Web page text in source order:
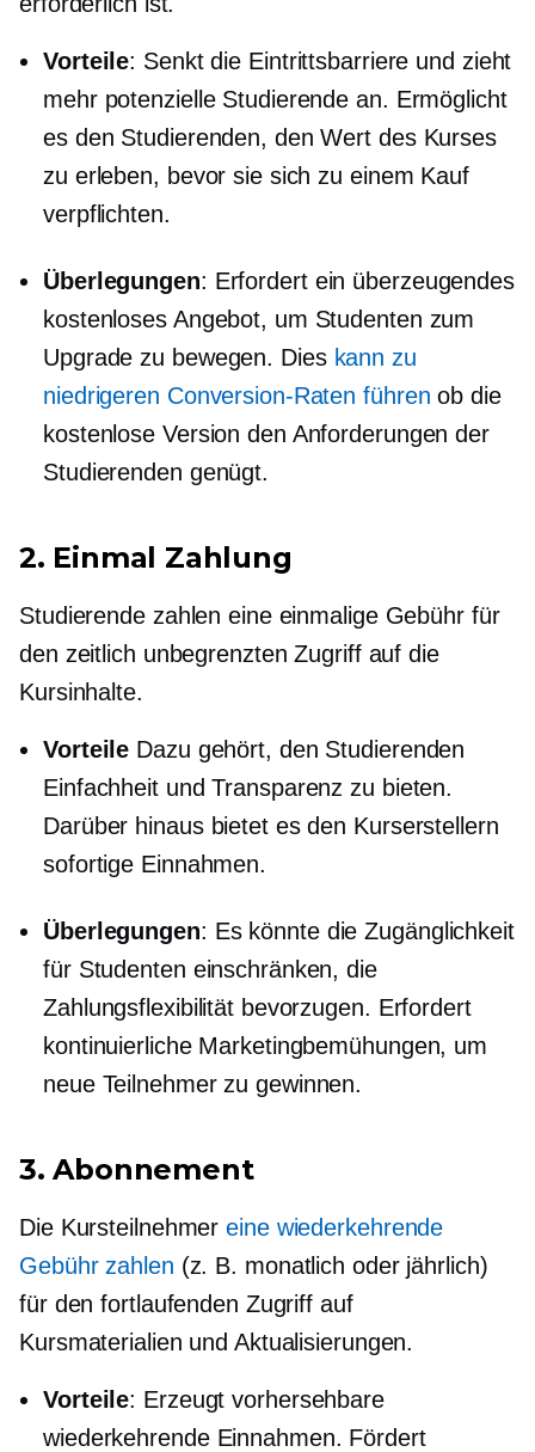
Vorteile: Senkt die Eintrittsbarriere und zieht
mehr potenzielle Studierende an. Ermöglicht
es den Studierenden, den Wert des Kurses
zu erleben, bevor sie sich zu einem Kauf
verpflichten.
Überlegungen: Erfordert ein überzeugendes
kostenloses Angebot, um Studenten zum
Upgrade zu bewegen. Dies kann zu
niedrigeren Conversion-Raten führen ob die
kostenlose Version den Anforderungen der
Studierenden genügt.
2. Einmal Zahlung
Studierende zahlen eine einmalige Gebühr für
den zeitlich unbegrenzten Zugriff auf die
Kursinhalte. ​​
Vorteile Dazu gehört, den Studierenden
Einfachheit und Transparenz zu bieten.
Darüber hinaus bietet es den Kurserstellern
sofortige Einnahmen.
Überlegungen: Es könnte die Zugänglichkeit
für Studenten einschränken, die
Zahlungsflexibilität bevorzugen. Erfordert
kontinuierliche Marketingbemühungen, um
neue Teilnehmer zu gewinnen.
3. Abonnement
Die Kursteilnehmereine wiederkehrende
Gebühr zahlen (z. B. monatlich oder jährlich)
für den fortlaufenden Zugriff auf
Kursmaterialien und Aktualisierungen.
Vorteile: Erzeugt vorhersehbare
wiederkehrende Einnahmen. Fördert